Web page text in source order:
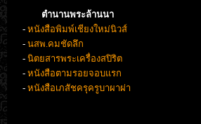
ตำนานพระล้านนา
- หนังสือพิมพ์เชียงใหม่นิวส์
- นสพ.คมชัดลึก
- นิตยสารพระเครื่องสปิริต
- หนังสือตามรอยจอบแรก
- หนังสือเภสัชครุครูบาผาผ่า